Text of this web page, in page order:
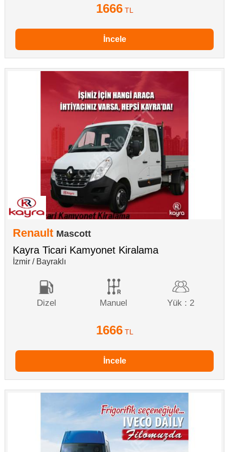
1666 TL
İncele
Renault Mascott
Kayra Ticari Kamyonet Kiralama
İzmir / Bayraklı
Dizel Manuel Yük : 2
1666 TL
İncele